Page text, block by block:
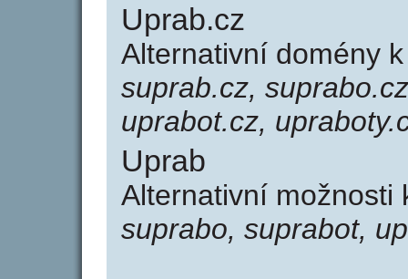
Uprab.cz
Alternativní domény
suprab.cz,
uprabot.cz,
Uprab
Alternativní
suprabo, suprabot,